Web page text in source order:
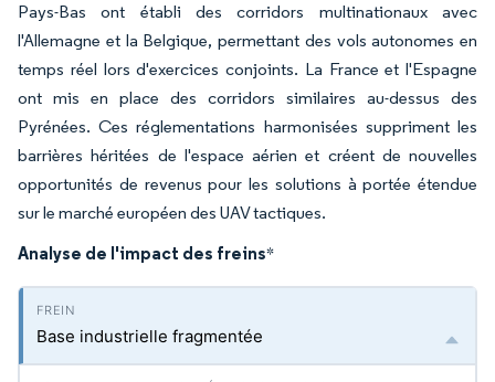
Pays-Bas ont établi des corridors multinationaux avec
l'Allemagne et la Belgique, permettant des vols autonomes en
temps réel lors d'exercices conjoints. La France et l'Espagne
ont mis en place des corridors similaires au-dessus des
Pyrénées. Ces réglementations harmonisées suppriment les
barrières héritées de l'espace aérien et créent de nouvelles
opportunités de revenus pour les solutions à portée étendue
sur le marché européen des UAV tactiques.
Analyse de l'impact des freins*
Base industrielle fragmentée